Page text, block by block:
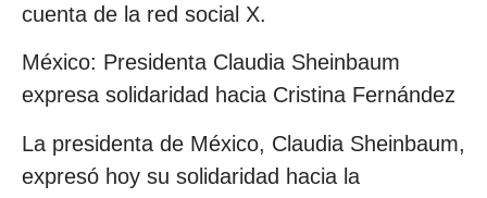
cuenta de la red social X.
México: Presidenta Claudia Sheinbaum
expresa solidaridad hacia Cristina Fernández
La presidenta de México, Claudia Sheinbaum,
expresó hoy su solidaridad hacia la